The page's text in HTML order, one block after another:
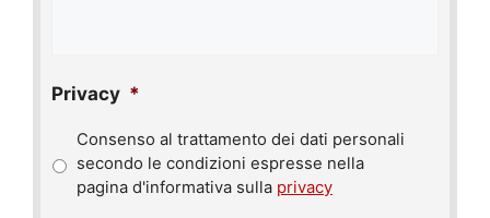
Privacy *
Consenso al trattamento dei dati personali
secondo le condizioni espresse nella
pagina d'informativa sulla privacy